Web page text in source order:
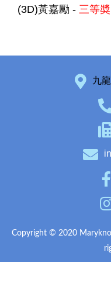
(3D)黃嘉勵 - 三等奬
九
Copyright © 2020